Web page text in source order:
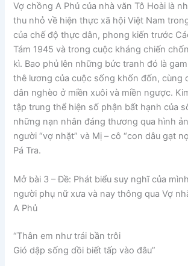
Vợ chồng A Phủ của nhà văn Tô Hoài là
thu nhỏ về hiện thực xã hội Việt Nam
của chế độ thực dân, phong kiến trước
Tám 1945 và trong cuộc kháng chiến
kì. Bao phủ lên những bức tranh đó là
thê lương của cuộc sống khốn đốn, cùng
dân nghèo ở miền xuôi và miền ngược.
tập trung thể hiện số phận bất hạnh của
những nạn nhân đáng thương qua hình
người “vợ nhặt” và Mị – cô “con dâu gạt
Pá Tra.
Mở bài 3 – Đề: Phát biểu suy nghĩ của
người phụ nữ xưa và nay thông qua Vợ
A Phủ
“Thân em như trái bần trôi
Gió dập sống dồi biết tấp vào đâu”